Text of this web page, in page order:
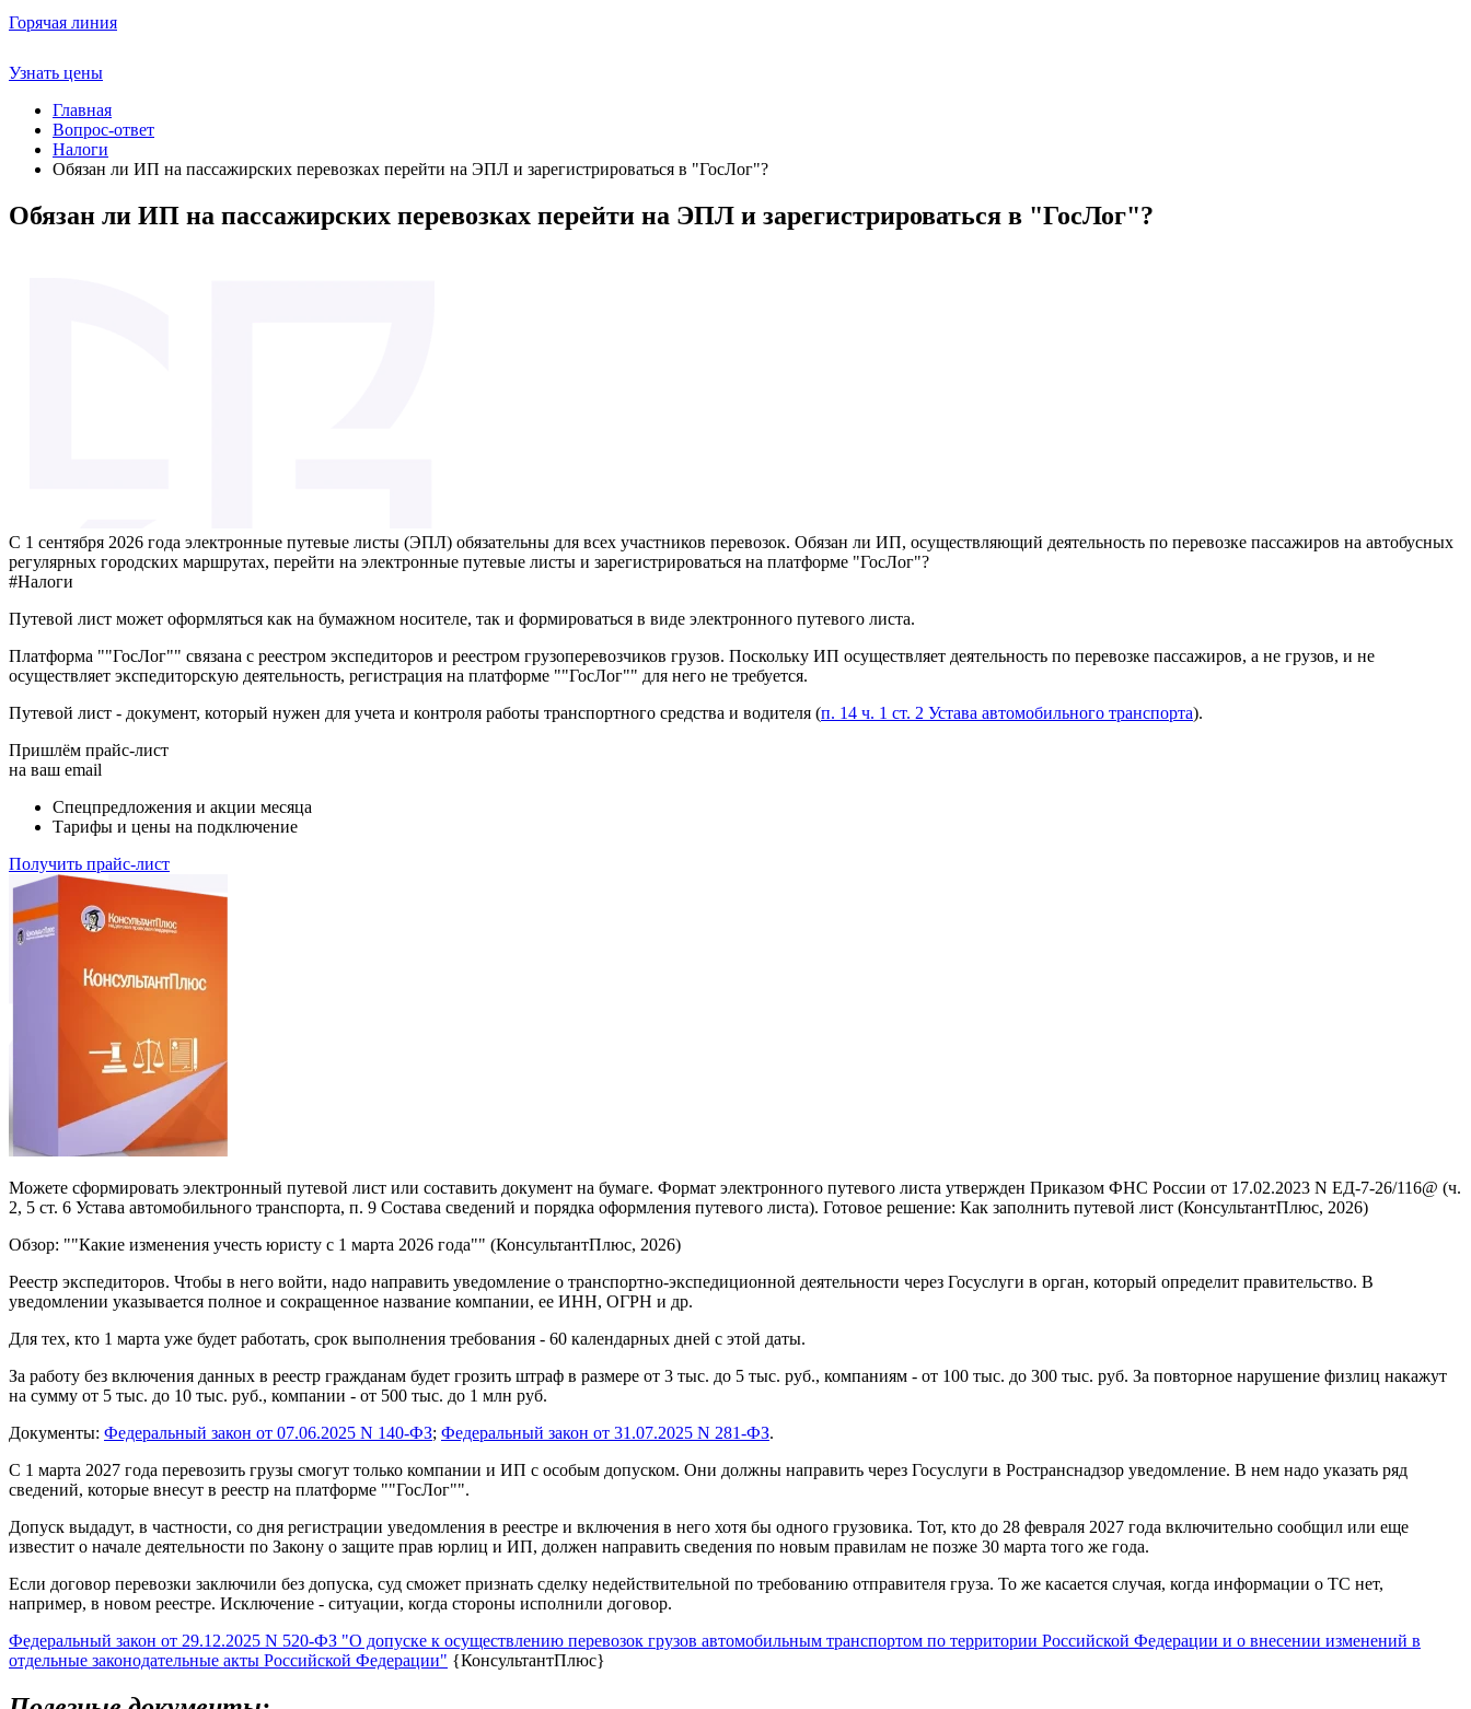
Горячая линия
Узнать цены
Главная
Вопрос-ответ
Налоги
Обязан ли ИП на пассажирских перевозках перейти на ЭПЛ и зарегистрироваться в "ГосЛог"?
Обязан ли ИП на пассажирских перевозках перейти на ЭПЛ и зарегистрироваться в "ГосЛог"?
С 1 сентября 2026 года электронные путевые листы (ЭПЛ) обязательны для всех участников перевозок. Обязан ли ИП, осуществляющий деятельность по перевозке пассажиров на автобусных
регулярных городских маршрутах, перейти на электронные путевые листы и зарегистрироваться на платформе "ГосЛог"?
#Налоги
Путевой лист может оформляться как на бумажном носителе, так и формироваться в виде электронного путевого листа.
Платформа ""ГосЛог"" связана с реестром экспедиторов и реестром грузоперевозчиков грузов. Поскольку ИП осуществляет деятельность по перевозке пассажиров, а не грузов, и не
осуществляет экспедиторскую деятельность, регистрация на платформе ""ГосЛог"" для него не требуется.
Путевой лист - документ, который нужен для учета и контроля работы транспортного средства и водителя (п. 14 ч. 1 ст. 2 Устава автомобильного транспорта).
Пришлём прайс-лист
на ваш email
Спецпредложения и акции месяца
Тарифы и цены на подключение
Получить прайс-лист
Можете сформировать электронный путевой лист или составить документ на бумаге. Формат электронного путевого листа утвержден Приказом ФНС России от 17.02.2023 N ЕД-7-26/116@ (ч.
2, 5 ст. 6 Устава автомобильного транспорта, п. 9 Состава сведений и порядка оформления путевого листа). Готовое решение: Как заполнить путевой лист (КонсультантПлюс, 2026)
Обзор: ""Какие изменения учесть юристу с 1 марта 2026 года"" (КонсультантПлюс, 2026)
Реестр экспедиторов. Чтобы в него войти, надо направить уведомление о транспортно-экспедиционной деятельности через Госуслуги в орган, который определит правительство. В
уведомлении указывается полное и сокращенное название компании, ее ИНН, ОГРН и др.
Для тех, кто 1 марта уже будет работать, срок выполнения требования - 60 календарных дней с этой даты.
За работу без включения данных в реестр гражданам будет грозить штраф в размере от 3 тыс. до 5 тыс. руб., компаниям - от 100 тыс. до 300 тыс. руб. За повторное нарушение физлиц накажут
на сумму от 5 тыс. до 10 тыс. руб., компании - от 500 тыс. до 1 млн руб.
Документы: Федеральный закон от 07.06.2025 N 140-ФЗ; Федеральный закон от 31.07.2025 N 281-ФЗ.
С 1 марта 2027 года перевозить грузы смогут только компании и ИП с особым допуском. Они должны направить через Госуслуги в Ространснадзор уведомление. В нем надо указать ряд
сведений, которые внесут в реестр на платформе ""ГосЛог"".
Допуск выдадут, в частности, со дня регистрации уведомления в реестре и включения в него хотя бы одного грузовика. Тот, кто до 28 февраля 2027 года включительно сообщил или еще
известит о начале деятельности по Закону о защите прав юрлиц и ИП, должен направить сведения по новым правилам не позже 30 марта того же года.
Если договор перевозки заключили без допуска, суд сможет признать сделку недействительной по требованию отправителя груза. То же касается случая, когда информации о ТС нет,
например, в новом реестре. Исключение - ситуации, когда стороны исполнили договор.
Федеральный закон от 29.12.2025 N 520-ФЗ "О допуске к осуществлению перевозок грузов автомобильным транспортом по территории Российской Федерации и о внесении изменений в
отдельные законодательные акты Российской Федерации" {КонсультантПлюс}